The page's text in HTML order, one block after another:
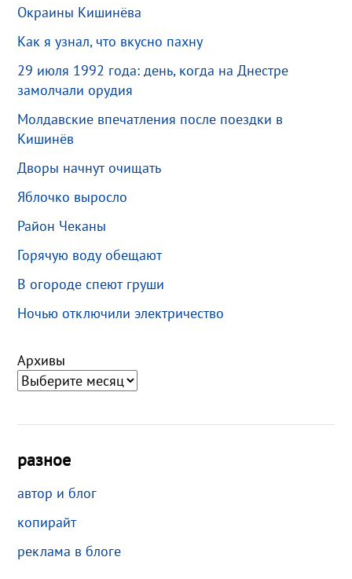
Окраины Кишинёва
Как я узнал, что вкусно пахну
29 июля 1992 года: день, когда на Днестре
замолчали орудия
Молдавские впечатления после поездки в
Кишинёв
Дворы начнут очищать
Яблочко выросло
Район Чеканы
Горячую воду обещают
В огороде спеют груши
Ночью отключили электричество
Архивы
разное
автор и блог
копирайт
реклама в блоге